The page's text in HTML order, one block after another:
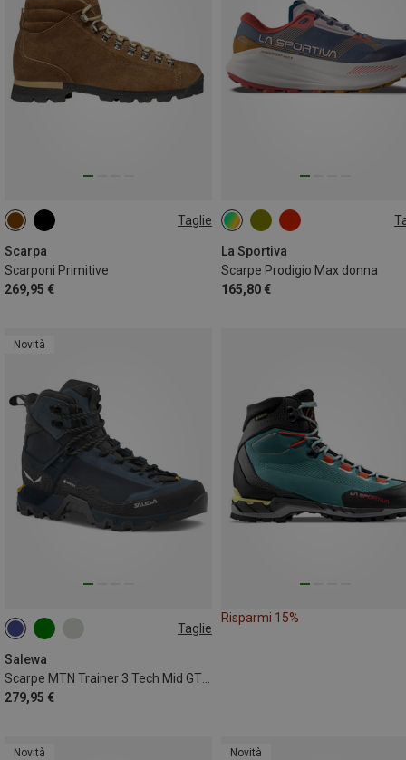
Taglie
Scarpa
Scarponi Primitive
269,95 €
39 42
La Sportiva
Scarpe Prodigio Max donna
165,80 €
Novità
Taglie
Salewa
Scarpe MTN Trainer 3 Tech Mid GTX uomo
279,95 €
Risparmi 15%
Novità Novità